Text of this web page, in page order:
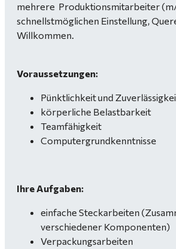
mehrere Produktionsmitarbeiter
schnellstmöglichen Einstellung,
Willkommen.
Voraussetzungen:
Pünktlichkeit und
körperliche Belastbarkeit
Teamfähigkeit
Computergrundkenntnisse
Ihre Aufgaben:
einfache Steckarbeiten
verschiedener Komponenten)
Verpackungsarbeiten